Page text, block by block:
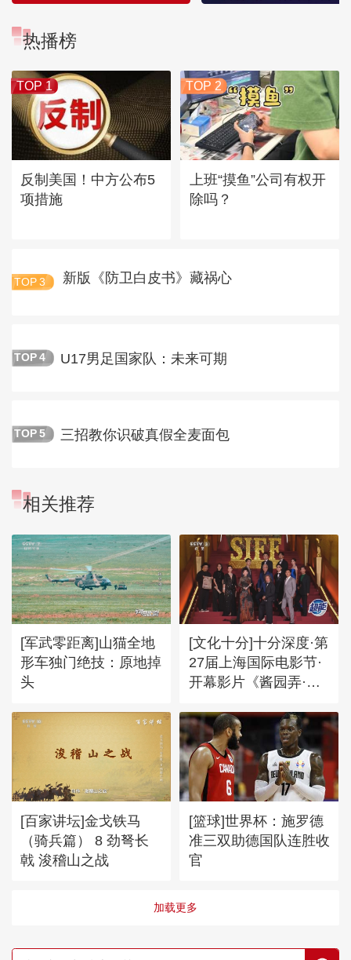
热播榜
TOP 1
反制美国！中方公布5
项措施
TOP 2
上班“摸鱼”公司有权开
除吗？
TOP 3 新版《防卫白皮书》藏祸心
TOP 4 U17男足国家队：未来可期
TOP 5 三招教你识破真假全麦面包
相关推荐
[军武零距离]山猫全地
形车独门绝技：原地掉
头
[文化十分]十分深度·第
27届上海国际电影节·
开幕影片《酱园弄·悬
史探真 时代镜头下的
文化寻根
[百家讲坛]金戈铁马
（骑兵篇） 8 劲弩长
戟 浚稽山之战
[篮球]世界杯：施罗德
准三双助德国队连胜收
官
加载更多